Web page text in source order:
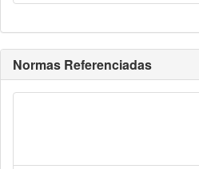
Normas Referenciadas